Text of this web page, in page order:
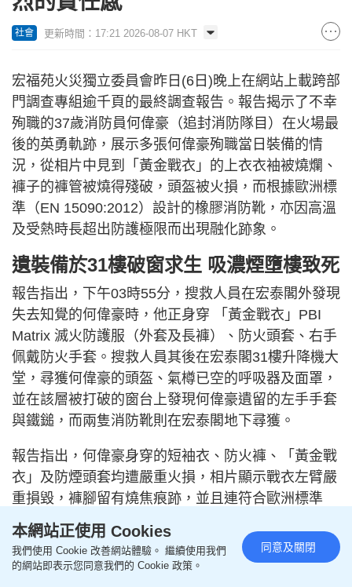
社會 更新時間：17:21 2026-08-07 HKT
宏福苑火災獨立委員會昨日(6日)晚上在網站上載跨部
門調查專組逾千頁的最終調查報告。報告揭示了不幸
殉職的37歲消防員何偉豪（追封消防隊目）在火場最
後的英勇軌跡，展示多張何偉豪殉職當日裝備的情
況，從相片中見到「黃金戰衣」的上衣衣袖被燒爛、
褲子的褲管被燒得殘破，頭盔被火損，而根據歐洲標
準（EN 15090:2012）設計的橡膠消防靴，亦因高溫
及受熱時長超出防護極限而出現融化跡象。
遺裝備於31樓破窗求生 吸濃煙墮樓致死
報告指出，下午03時55分，搜救人員在宏泰閣外發現
失去知覺的何偉豪時，他正身穿 「黃金戰衣」PBI
Matrix 滅火防護服（外套及長褲）、防火頭套、右手
佩戴防火手套。搜救人員其後在宏泰閣31樓升降機大
堂，尋獲何偉豪的頭盔、氣樽已空的呼吸器及面罩，
並在該層被打破的窗台上發現何偉豪遺留的左手手套
與鐵鎚，而兩隻消防靴則在宏泰閣地下尋獲。
報告指出，何偉豪身穿的短袖衣、防火褲、「黃金戰
衣」及防煙頭套均遭嚴重火損，相片顯示戰衣左臂嚴
重損毀，褲腳留有燒焦痕跡，並且連符合歐洲標準
（EN 15090:2012）設計的橡膠消防靴，亦因高溫及
受熱時長超出防護極限而出現融化跡象。
本網站正使用 Cookies
我們使用 Cookie 改善網站體驗。 繼續使用我們
的網站即表示您同意我們的 Cookie 政策。
同意及關閉